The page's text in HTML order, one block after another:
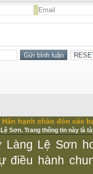
Hân hạnh chào đón các
Sơn. Trang thông tin này là
Làng Lệ Sơn
điều hành